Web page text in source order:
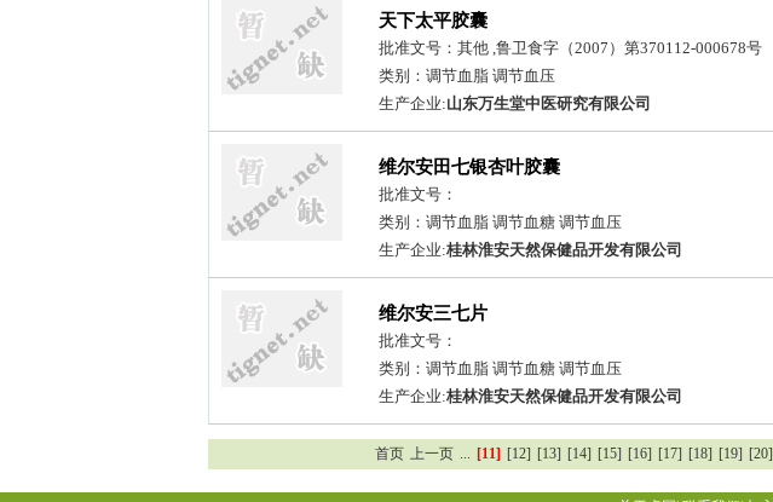
天下太平胶囊
批准文号：其他 ,鲁卫食字（2007）第370112-000678号
类别：调节血脂 调节血压
生产企业:山东万生堂中医研究有限公司
维尔安田七银杏叶胶囊
批准文号：
类别：调节血脂 调节血糖 调节血压
生产企业:桂林淮安天然保健品开发有限公司
维尔安三七片
批准文号：
类别：调节血脂 调节血糖 调节血压
生产企业:桂林淮安天然保健品开发有限公司
首页 上一页 ... [11] [12] [13] [14] [15] [16] [17] [18] [19] [20]